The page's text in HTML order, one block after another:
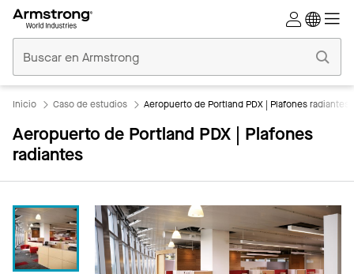
Comerciales
Inicio
Inicio Caso de estudios Aeropuerto de Portland PDX | Plafones radiantes
Aeropuerto de Portland PDX | Plafones
radiantes